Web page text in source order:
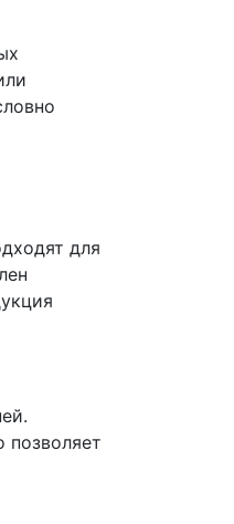
для